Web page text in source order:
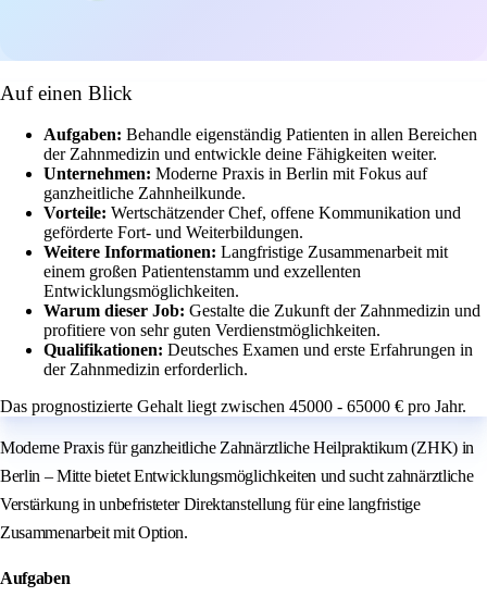
Auf einen Blick
Aufgaben: Behandle eigenständig Patienten in allen Bereichen
der Zahnmedizin und entwickle deine Fähigkeiten weiter.
Unternehmen: Moderne Praxis in Berlin mit Fokus auf
ganzheitliche Zahnheilkunde.
Vorteile: Wertschätzender Chef, offene Kommunikation und
geförderte Fort- und Weiterbildungen.
Weitere Informationen: Langfristige Zusammenarbeit mit
einem großen Patientenstamm und exzellenten
Entwicklungsmöglichkeiten.
Warum dieser Job: Gestalte die Zukunft der Zahnmedizin und
profitiere von sehr guten Verdienstmöglichkeiten.
Qualifikationen: Deutsches Examen und erste Erfahrungen in
der Zahnmedizin erforderlich.
Das prognostizierte Gehalt liegt zwischen 45000 - 65000 € pro Jahr.
Moderne Praxis für ganzheitliche Zahnärztliche Heilpraktikum (ZHK) in
Berlin – Mitte bietet Entwicklungsmöglichkeiten und sucht zahnärztliche
Verstärkung in unbefristeter Direktanstellung für eine langfristige
Zusammenarbeit mit Option.
Aufgaben